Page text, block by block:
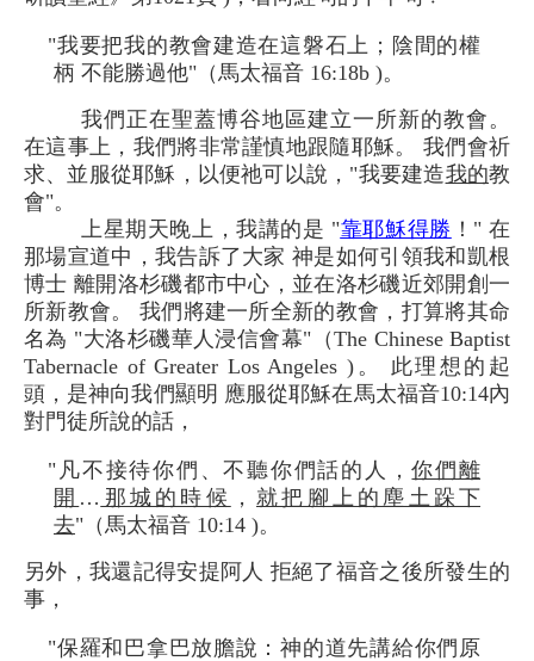
"我要把我的教會建造在這磐石上；陰間的權
柄 不能勝過他"（馬太福音 16:18b )。
我們正在聖蓋博谷地區建立一所新的教會。
在這事上，我們將非常謹慎地跟隨耶穌。 我們會祈
求、並服從耶穌，以便祂可以說，"我要建造我的教
會"。
上星期天晚上，我講的是 "靠耶穌得勝 ！" 在
那場宣道中，我告訴了大家 神是如何引領我和凱根
博士 離開洛杉磯都市中心，並在洛杉磯近郊開創一
所新教會。 我們將建一所全新的教會，打算將其命
名為 "大洛杉磯華人浸信會幕"（The Chinese Baptist
Tabernacle of Greater Los Angeles )。 此理想的起
頭，是神向我們顯明 應服從耶穌在馬太福音10:14內
對門徒所說的話，
"凡不接待你們、不聽你們話的人，你們離
開 … 那城的時候 ， 就把腳上的塵土跺下
去"（馬太福音 10:14 )。
另外，我還記得安提阿人 拒絕了福音之後所發生的
事，
"保羅和巴拿巴放膽說：神的道先講給你們原